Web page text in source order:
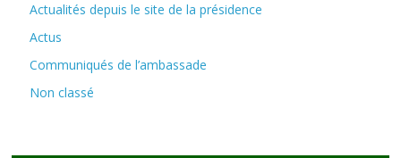
Actualités depuis le site de la présidence
Actus
Communiqués de l’ambassade
Non classé